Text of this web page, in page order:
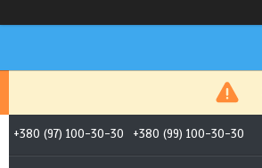
+380 (97) 100-30-30 +380 (99) 100-30-30